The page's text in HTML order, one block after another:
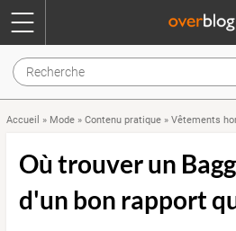
Accueil » Mode » Contenu pratique » Vêtements
Où trouver un
d'un bon rapport